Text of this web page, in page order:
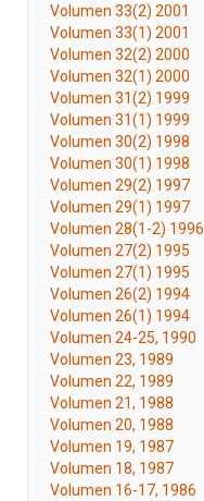
Volumen 33(2) 2001
Volumen 33(1) 2001
Volumen 32(2) 2000
Volumen 32(1) 2000
Volumen 31(2) 1999
Volumen 31(1) 1999
Volumen 30(2) 1998
Volumen 30(1) 1998
Volumen 29(2) 1997
Volumen 29(1) 1997
Volumen 28(1-2) 1996
Volumen 27(2) 1995
Volumen 27(1) 1995
Volumen 26(2) 1994
Volumen 26(1) 1994
Volumen 24-25, 1990
Volumen 23, 1989
Volumen 22, 1989
Volumen 21, 1988
Volumen 20, 1988
Volumen 19, 1987
Volumen 18, 1987
Volumen 16-17, 1986